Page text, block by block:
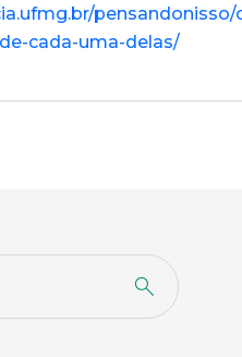
cada-uma-delas/